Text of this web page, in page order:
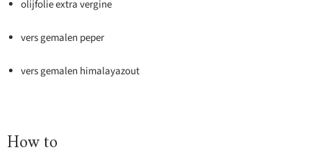
olijfolie extra vergine
vers gemalen peper
vers gemalen himalayazout
How to